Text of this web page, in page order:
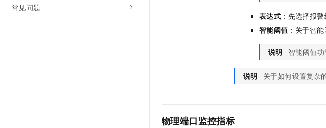
常见问题
表达式 ：先选择报
智能阈值 ：关于智
说明 智能阈值
说明 关于如何设置复杂
物理端口监控指标